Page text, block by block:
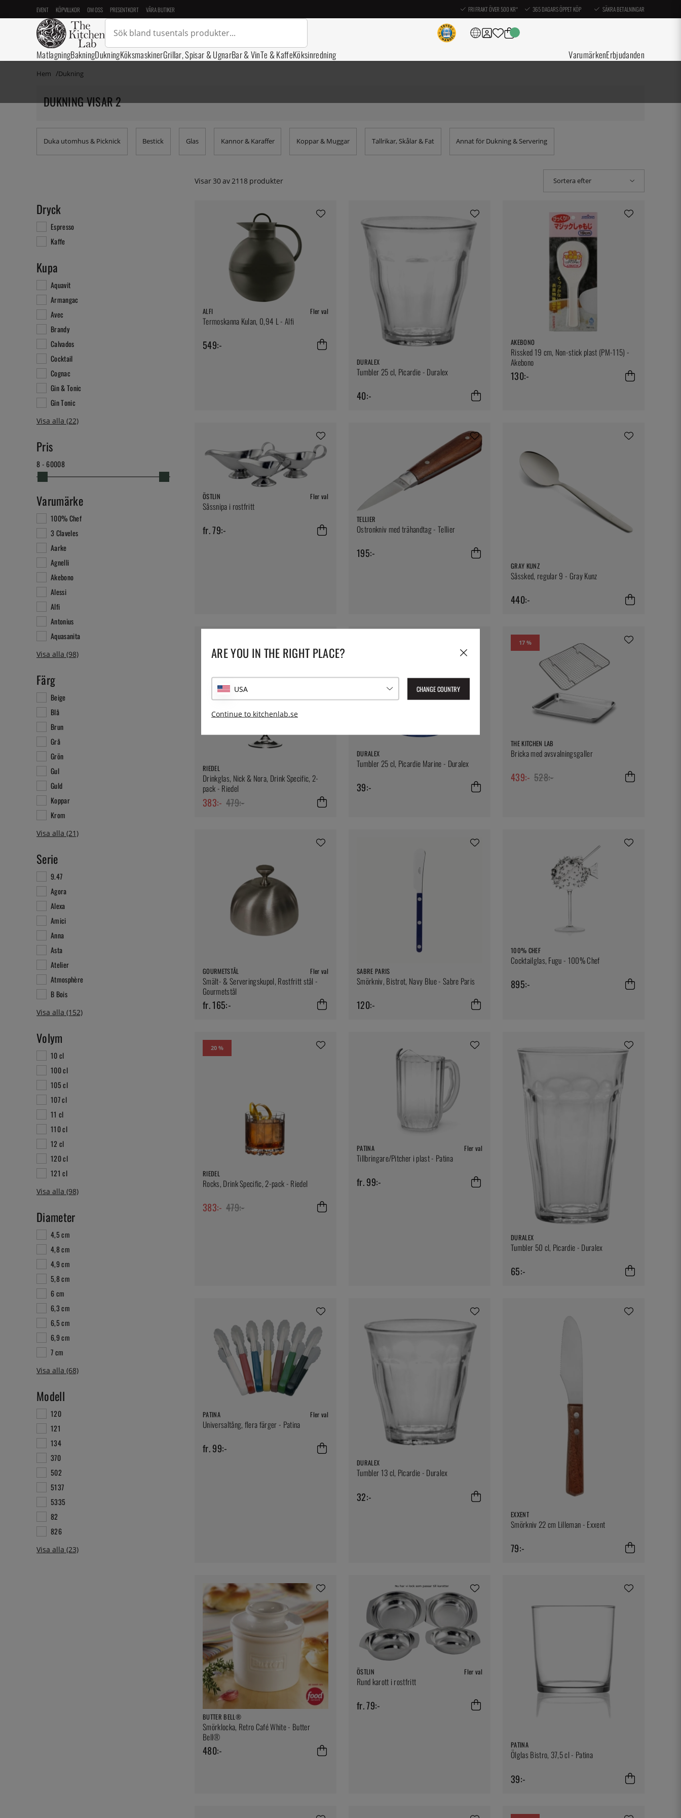
EVENT KÖPVILLKOR OM OSS PRESENTKORT VÅRA BUTIKER FRI FRAKT ÖVER 500 KR* 365 DAGARS ÖPPET KÖP SÄKRA BETALNINGAR
MatlagningBakningDukningKöksmaskinerGrillar, Spisar & UgnarBar & VinTe & KaffeKöksinredning VarumärkenErbjudanden
Hem Dukning
DUKNING VISAR 2
Duka utomhus & Picknick Bestick Glas Kannor & Karaffer Koppar & Muggar Tallrikar, Skålar & Fat Annat för Dukning & Servering
Visar 30av2118 produkter Sortera efter
Dryck
Espresso
Kaffe
Kupa
Aquavit
Armangac
Avec
Brandy
Calvados
Cocktail
Cognac
Gin & Tonic
Gin Tonic
Pris
8 - 60008
Varumärke
100% Chef
3 Claveles
Aarke
Agnelli
Akebono
Alessi
Alfi
Antonius
Aquasanita
Färg
Beige
Blå
Brun
Grå
Grön
Gul
Guld
Koppar
Krom
Serie
9.47
Agora
Alexa
Amici
Anna
Asta
Atelier
Atmosphère
B Bois
Volym
10 cl
100 cl
105 cl
107 cl
11 cl
110 cl
12 cl
120 cl
121 cl
Diameter
4,5 cm
4,8 cm
4,9 cm
5,8 cm
6 cm
6,3 cm
6,5 cm
6,9 cm
7 cm
Modell
120
121
134
370
502
5137
5335
82
826
ALFI Fler val
Termoskanna Kulan, 0,94 L - Alfi
549:-
DURALEX
Tumbler 25 cl, Picardie - Duralex
40:-
AKEBONO
Rissked 19 cm, Non-stick plast (PM-115) -
Akebono
130:-
ÖSTLIN Fler val
Såssnipa i rostfritt
fr. 79:-
TELLIER
Ostronkniv med trähandtag - Tellier
195:-
GRAY KUNZ
Såssked, regular 9 - Gray Kunz
440:-
RIEDEL
Drinkglas, Nick & Nora, Drink Specific, 2-
pack - Riedel
383:- 479:-
DURALEX
Tumbler 25 cl, Picardie Marine - Duralex
39:-
17 %
THE KITCHEN LAB
Bricka med avsvalningsgaller
439:- 528:-
GOURMETSTÅL Fler val
Smält- & Serveringskupol, Rostfritt stål -
Gourmetstål
fr. 165:-
SABRE PARIS
Smörkniv, Bistrot, Navy Blue - Sabre Paris
120:-
100% CHEF
Cocktailglas, Fugu - 100% Chef
895:-
20 %
RIEDEL
Rocks, Drink Specific, 2-pack - Riedel
383:- 479:-
PATINA Fler val
Tillbringare/Pitcher i plast - Patina
fr. 99:-
DURALEX
Tumbler 50 cl, Picardie - Duralex
65:-
PATINA Fler val
Universaltång, flera färger - Patina
fr. 99:-
DURALEX
Tumbler 13 cl, Picardie - Duralex
32:-
EXXENT
Smörkniv 22 cm Lilleman - Exxent
79:-
BUTTER BELL®
Smörklocka, Retro Café White - Butter
Bell®
480:-
ÖSTLIN Fler val
Rund karott i rostfritt
fr. 79:-
PATINA
Ölglas Bistro, 37,5 cl - Patina
39:-
ARE YOU IN THE RIGHT PLACE?
USA CHANGE COUNTRY
Continue to kitchenlab.se